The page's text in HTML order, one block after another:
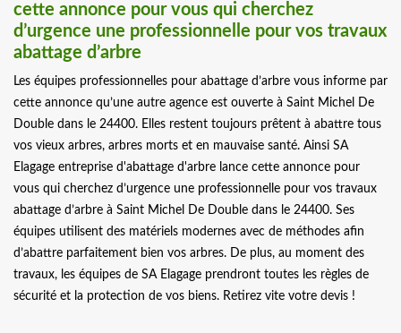
cette annonce pour vous qui cherchez
d’urgence une professionnelle pour vos travaux
abattage d’arbre
Les équipes professionnelles pour abattage d’arbre vous informe par
cette annonce qu’une autre agence est ouverte à Saint Michel De
Double dans le 24400. Elles restent toujours prêtent à abattre tous
vos vieux arbres, arbres morts et en mauvaise santé. Ainsi SA
Elagage entreprise d'abattage d'arbre lance cette annonce pour
vous qui cherchez d’urgence une professionnelle pour vos travaux
abattage d’arbre à Saint Michel De Double dans le 24400. Ses
équipes utilisent des matériels modernes avec de méthodes afin
d’abattre parfaitement bien vos arbres. De plus, au moment des
travaux, les équipes de SA Elagage prendront toutes les règles de
sécurité et la protection de vos biens. Retirez vite votre devis !